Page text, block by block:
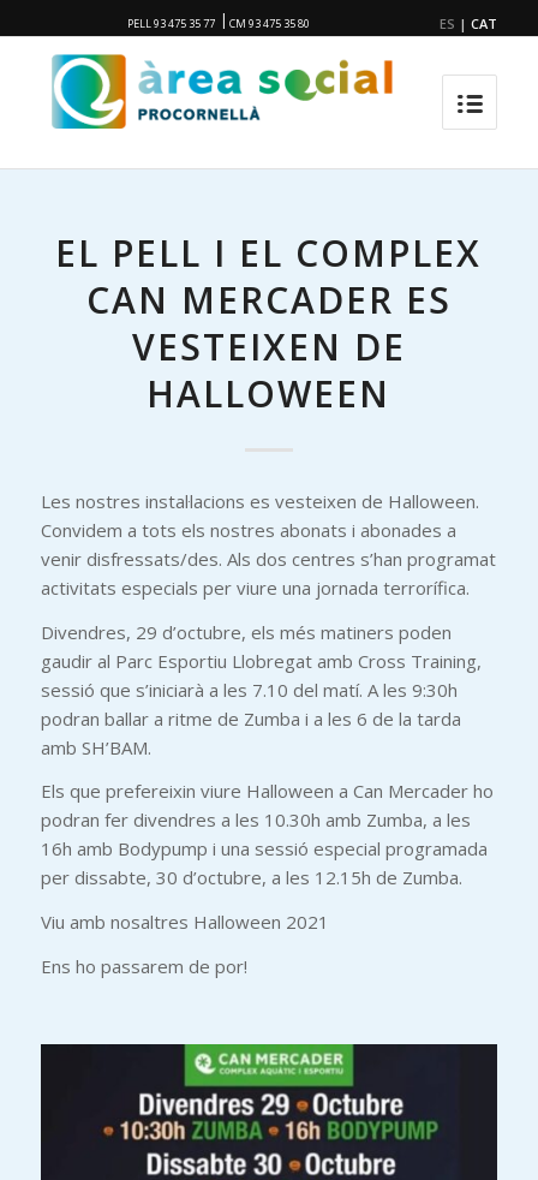
PELL 93 475 35 77 | CM 93 475 35 80 ES |CAT
EL PELL I EL COMPLEX
CAN MERCADER ES
VESTEIXEN DE
HALLOWEEN
Les nostres instal·lacions es vesteixen de Halloween.
Convidem a tots els nostres abonats i abonades a
venir disfressats/des. Als dos centres s’han programat
activitats especials per viure una jornada terrorífica.
Divendres, 29 d’octubre, els més matiners poden
gaudir al Parc Esportiu Llobregat amb Cross Training,
sessió que s’iniciarà a les 7.10 del matí. A les 9:30h
podran ballar a ritme de Zumba i a les 6 de la tarda
amb SH’BAM.
Els que prefereixin viure Halloween a Can Mercader ho
podran fer divendres a les 10.30h amb Zumba, a les
16h amb Bodypump i una sessió especial programada
per dissabte, 30 d’octubre, a les 12.15h de Zumba.
Viu amb nosaltres Halloween 2021
Ens ho passarem de por!